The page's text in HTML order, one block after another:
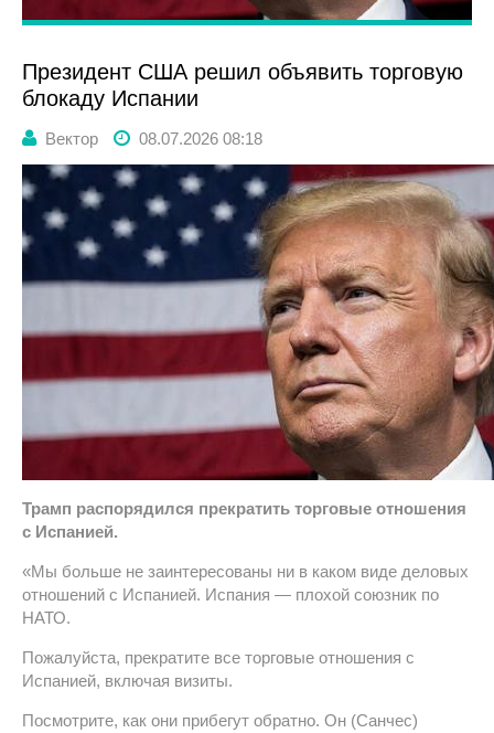
Президент США решил объявить торговую
блокаду Испании
Вектор 08.07.2026 08:18
Трамп распорядился прекратить торговые отношения
с Испанией.
«Мы больше не заинтересованы ни в каком виде деловых
отношений с Испанией. Испания — плохой союзник по
НАТО.
Пожалуйста, прекратите все торговые отношения с
Испанией, включая визиты.
Посмотрите, как они прибегут обратно. Он (Санчес)